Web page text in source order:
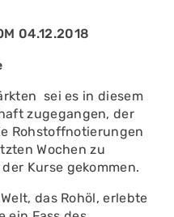
04.12.2018
sei es in diesem
zugegangen, der
Rohstoffnotierun­gen
Wochen zu
Kurse gekommen.
das Rohöl, erlebte